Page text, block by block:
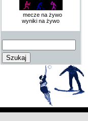
mecze na żywo
wyniki na żywo